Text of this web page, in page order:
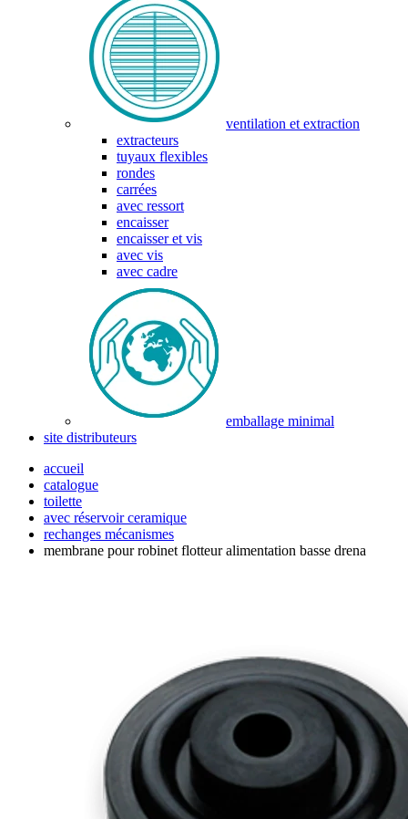
ventilation et extraction
extracteurs
tuyaux flexibles
rondes
carrées
avec ressort
encaisser
encaisser et vis
avec vis
avec cadre
emballage minimal
site distributeurs
accueil
catalogue
toilette
avec réservoir ceramique
rechanges mécanismes
membrane pour robinet flotteur alimentation basse drena